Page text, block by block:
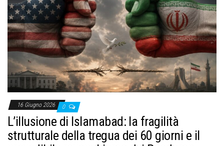
i
o
n
e
16 Giugno 2026 0
L’illusione di Islamabad: la fragilità
strutturale della tregua dei 60 giorni e il